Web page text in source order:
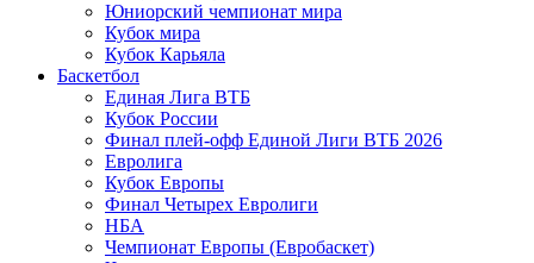
Юниорский чемпионат мира
Кубок мира
Кубок Карьяла
Баскетбол
Единая Лига ВТБ
Кубок России
Финал плей-офф Единой Лиги ВТБ 2026
Евролига
Кубок Европы
Финал Четырех Евролиги
НБА
Чемпионат Европы (Евробаскет)